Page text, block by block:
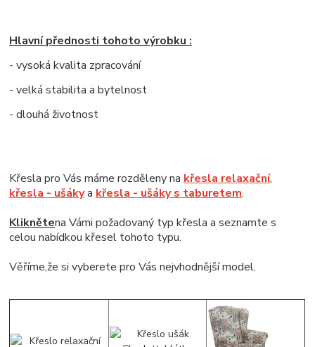
Hlavní přednosti tohoto výrobku :
- vysoká kvalita zpracování
- velká stabilita a bytelnost
- dlouhá životnost
Křesla pro Vás máme rozděleny na křesla relaxační,
křesla - ušákya křesla - ušáky s taburetem.
Kliknětena Vámi požadovaný typ křesla a seznamte s
celou nabídkou křesel tohoto typu.
Věříme,že si vyberete pro Vás nejvhodnější model.